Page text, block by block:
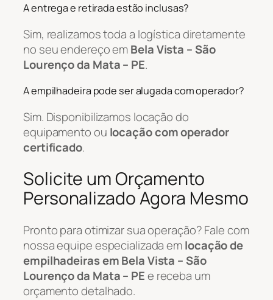
A entrega e retirada estão inclusas?
Sim, realizamos toda a logística diretamente
no seu endereço emBela Vista – São
Lourenço da Mata – PE.
A empilhadeira pode ser alugada com operador?
Sim. Disponibilizamos locação do
equipamento ou locação com operador
certificado.
Solicite um Orçamento
Personalizado Agora Mesmo
Pronto para otimizar sua operação? Fale com
nossa equipe especializada emlocação de
empilhadeiras em Bela Vista – São
Lourenço da Mata – PEe receba um
orçamento detalhado.